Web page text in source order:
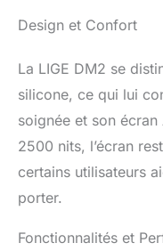
Design et Confort
La LIGE DM2 se
silicone, ce qui lui
soignée et son
2500 nits, l’écran
certains utilisateurs
porter.
Fonctionnalités et